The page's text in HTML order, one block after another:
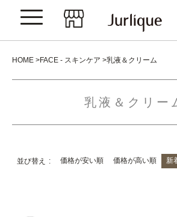
HOME FACE - スキンケア 乳液＆クリーム
乳液＆クリー
並び替え 価格が安い順 価格が高い順 新